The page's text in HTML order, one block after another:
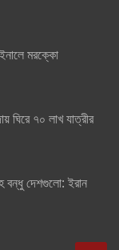
মরক্কো
ঘিরে ৭০ লাখ যাত্রীর
বন্ধু দেশগুলো: ইরান